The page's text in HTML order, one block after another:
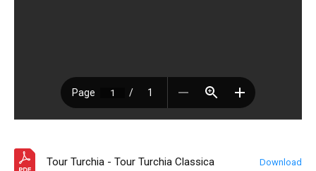
Tour Turchia - Tour Turchia Classica Download